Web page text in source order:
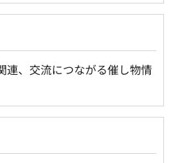
連、交流につながる催し物情